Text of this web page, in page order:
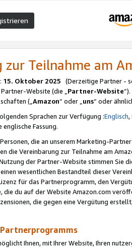
zur Teilnahme am
: 15. Oktober 2025 (Derzeitige Partner -
Website (die „Partner-Website
(„Amazon“ oder „uns“ oder
Sprachen zur Verfügung :Englisch,
Fassung.
die an unserem Marketing-
die Vereinbarung zur Teilnahme am
der Partner-Website stimmen Sie
wesentlichen Bestandteil dieser
für das Partnerprogramm, den
die du auf der Website Amazon.com
die gegen eine Vergütung
Partnerprogramms
Ihnen, mit Ihrer Website, Ihren